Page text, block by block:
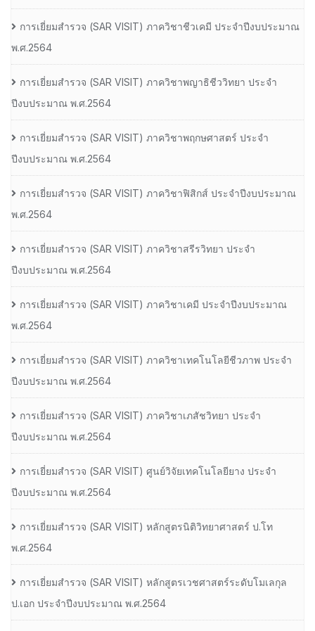
การเยี่ยมสํารวจ (SAR VISIT) ภาควิชาชีวเคมี ประจําปีงบประมาณ
พ.ศ.2564
การเยี่ยมสํารวจ (SAR VISIT) ภาควิชาพญาธิชีววิทยา ประจํา
ปีงบประมาณ พ.ศ.2564
การเยี่ยมสํารวจ (SAR VISIT) ภาควิชาพฤกษศาสตร์ ประจํา
ปีงบประมาณ พ.ศ.2564
การเยี่ยมสํารวจ (SAR VISIT) ภาควิชาฟิสิกส์ ประจําปีงบประมาณ
พ.ศ.2564
การเยี่ยมสํารวจ (SAR VISIT) ภาควิชาสรีรวิทยา ประจํา
ปีงบประมาณ พ.ศ.2564
การเยี่ยมสํารวจ (SAR VISIT) ภาควิชาเคมี ประจําปีงบประมาณ
พ.ศ.2564
การเยี่ยมสํารวจ (SAR VISIT) ภาควิชาเทคโนโลยีชีวภาพ ประจํา
ปีงบประมาณ พ.ศ.2564
การเยี่ยมสํารวจ (SAR VISIT) ภาควิชาเภสัชวิทยา ประจํา
ปีงบประมาณ พ.ศ.2564
การเยี่ยมสํารวจ (SAR VISIT) ศูนย์วิจัยเทคโนโลยียาง ประจํา
ปีงบประมาณ พ.ศ.2564
การเยี่ยมสํารวจ (SAR VISIT) หลักสูตรนิติวิทยาศาสตร์ ป.โท
พ.ศ.2564
การเยี่ยมสํารวจ (SAR VISIT) หลักสูตรเวชศาสตร์ระดับโมเลกุล
ป.เอก ประจําปีงบประมาณ พ.ศ.2564